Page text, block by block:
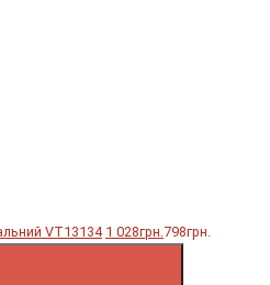
VT13134 1 028грн.798грн.